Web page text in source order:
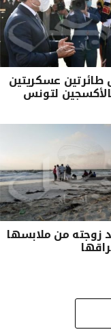
عسكريتين
لتونس
زوجته من ملابسها